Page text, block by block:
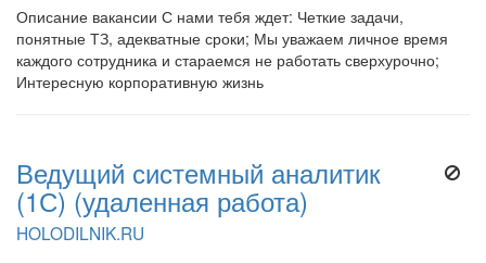
Описание вакансии С нами тебя ждет: Четкие задачи,
понятные ТЗ, адекватные сроки; Мы уважаем личное время
каждого сотрудника и стараемся не работать сверхурочно;
Интересную корпоративную жизнь
Ведущий системный аналитик
(1С) (удаленная работа)
HOLODILNIK.RU